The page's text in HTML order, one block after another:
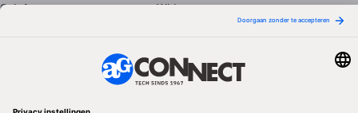
Colofon
Whitepapers